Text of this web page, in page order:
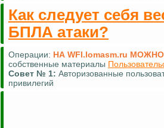
Как следует себя
БПЛА атаки?
Операции: НА WFI.lomasm.ru
собственные материалы
Совет № 1: Авторизованные
привилегий